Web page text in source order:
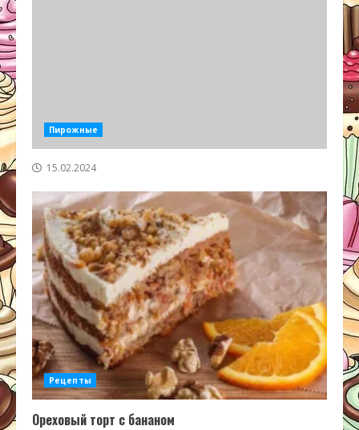
Пирожные
15.02.2024
Рецепты
Ореховый торт с бананом